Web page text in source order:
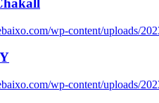
wp-content/uploads/
wp-content/uploads/